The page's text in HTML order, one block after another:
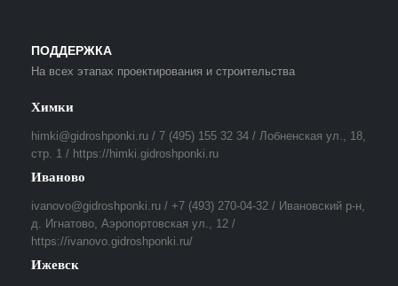
ПОДДЕРЖКА
На всех этапах проектирования и строительства
Химки
himki@gidroshponki.ru / 7 (495) 155 32 34 / Лобненская ул., 18,
стр. 1 / https://himki.gidroshponki.ru
Иваново
ivanovo@gidroshponki.ru / +7 (493) 270-04-32 / Ивановский р-н,
д. Игнатово, Аэропортовская ул., 12 /
https://ivanovo.gidroshponki.ru/
Ижевск